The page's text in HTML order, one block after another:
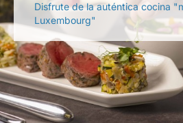
LuxairTours
Disfrute de la auténtica cocina
Luxembourg"